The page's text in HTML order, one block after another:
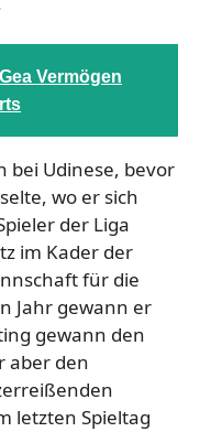
Vermögen
bei Udinese, bevor
wo er sich
der Liga
im Kader der
für die
Jahr gewann er
gewann den
aber den
letzten Spieltag